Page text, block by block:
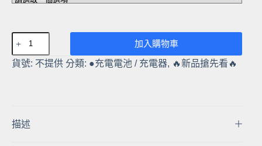
貨】
佰
23
加入購物車
貨號: 不提供 分類: ●充電電池 / 充電器, 🔥新品搶先看🔥
描述